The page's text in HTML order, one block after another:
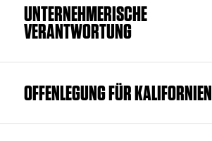
UNTERNEHMERISCHE
VERANTWORTUNG
OFFENLEGUNG FÜR KALIFORNIEN